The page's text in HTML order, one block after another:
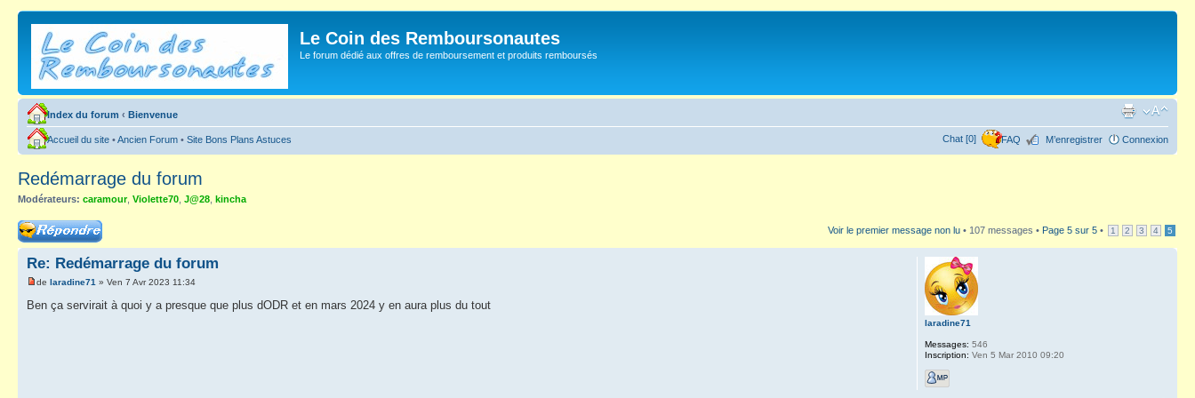
Le Coin des Remboursonautes
Le forum dédié aux offres de remboursement et produits remboursés
Index du forum ‹ Bienvenue
Accueil du site •Ancien Forum • Site Bons Plans Astuces Chat [0] FAQ M’enregistrer Connexion
Redémarrage du forum
Modérateurs: caramour, Violette70 J@28 kincha
Répondre Voir le premier message non lu • 107 messages • Page 5 sur 5 • 1 2 3 4 5
Re: Redémarrage du forum
de laradine71 » Ven 7 Avr 2023 11:34
Ben ça servirait à quoi y a presque que plus dODR et en mars 2024 y en aura plus du tout
laradine71
Messages: 546
Inscription: Ven 5 Mar 2010 09:20